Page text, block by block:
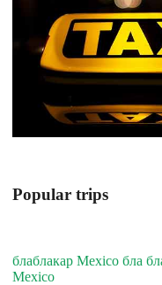
Popular trips
блаблакар Mexico бла
Mexico